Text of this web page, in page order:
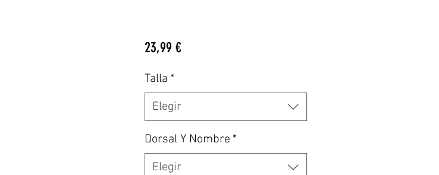
23,99 €Precio
Talla *
Elegir
Dorsal Y Nombre *
Elegir